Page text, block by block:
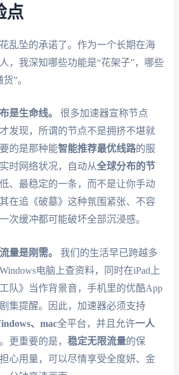
点
乱坠的承诺了。作为一个长期在海
，我深知哪些功能是“花架子”，哪些
”。
是生命线。
很多加速器宣称节点
发现，所谓的节点不是拥挤不堪就
的是那种能智能推荐最优线路的服
时网络状况，自动从全球分布的节
、最稳定的一条，而不是让你手动
在追《破墓》这种氛围紧张、不容
次缓冲都可能破坏全部沉浸感。
量是刚需。
我们的生活早已跨越多
电脑上查资料，同时在iPad上
队》当作背景音，手机里的优酷App
集提醒。因此，加速器必须支持
、mac全平台，并且允许一人
。更重要的是， 稳定无限流量的保
心用量，可以尽情享受全度妍、金